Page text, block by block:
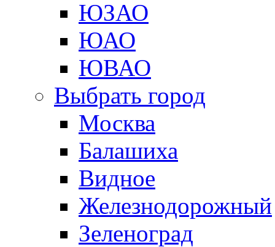
ЮЗАО
ЮАО
ЮВАО
Выбрать город
Москва
Балашиха
Видное
Железнодорожный
Зеленоград